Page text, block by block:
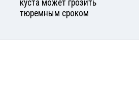
куста может грозить
тюремным сроком